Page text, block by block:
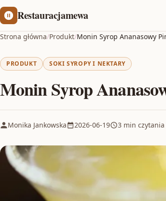
Restauracjamewa
Strona główna/Produkt/Monin Syrop Ananasowy
PRODUKT SOKI SYROPY I NEKTARY
Monin Syrop
Monika Jankowska 2026-06-19 3 min czytania